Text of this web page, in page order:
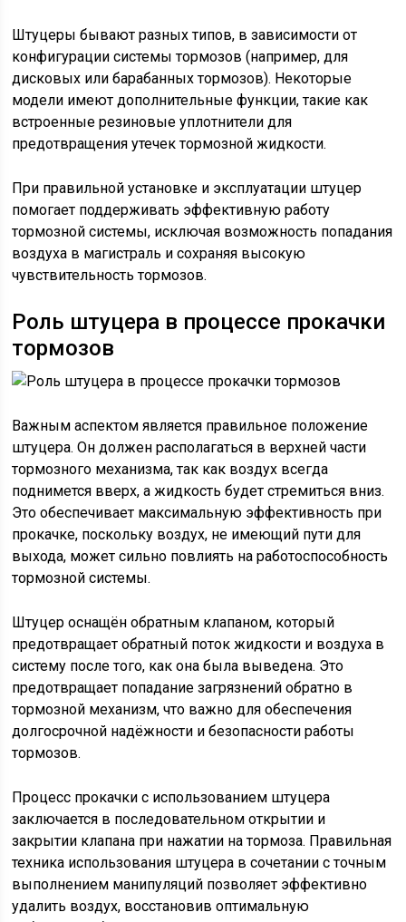
Штуцеры бывают разных типов, в зависимости от
конфигурации системы тормозов (например, для
дисковых или барабанных тормозов). Некоторые
модели имеют дополнительные функции, такие как
встроенные резиновые уплотнители для
предотвращения утечек тормозной жидкости.
При правильной установке и эксплуатации штуцер
помогает поддерживать эффективную работу
тормозной системы, исключая возможность попадания
воздуха в магистраль и сохраняя высокую
чувствительность тормозов.
Роль штуцера в процессе прокачки
тормозов
Важным аспектом является правильное положение
штуцера. Он должен располагаться в верхней части
тормозного механизма, так как воздух всегда
поднимется вверх, а жидкость будет стремиться вниз.
Это обеспечивает максимальную эффективность при
прокачке, поскольку воздух, не имеющий пути для
выхода, может сильно повлиять на работоспособность
тормозной системы.
Штуцер оснащён обратным клапаном, который
предотвращает обратный поток жидкости и воздуха в
систему после того, как она была выведена. Это
предотвращает попадание загрязнений обратно в
тормозной механизм, что важно для обеспечения
долгосрочной надёжности и безопасности работы
тормозов.
Процесс прокачки с использованием штуцера
заключается в последовательном открытии и
закрытии клапана при нажатии на тормоза. Правильная
техника использования штуцера в сочетании с точным
выполнением манипуляций позволяет эффективно
удалить воздух, восстановив оптимальную